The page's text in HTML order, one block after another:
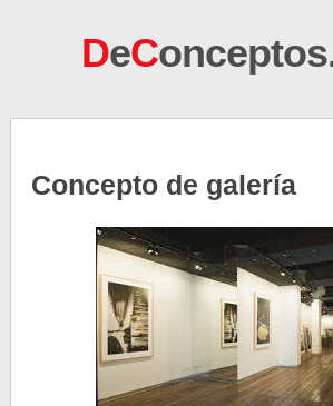
DeC
Concepto de galería